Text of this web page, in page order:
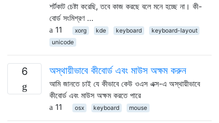
শর্টকাট চেষ্টা করেছি, তবে কাজ করছে বলে মনে হচ্ছে না। কী-
বোর্ড সংমিশ্রণ …
11
xorg kde keyboard
keyboard-layout
unicode
6 অস্থায়ীভাবে কীবোর্ড এবং মাউস অক্ষম করুন
আমি জানতে চাই যে কীভাবে কেউ ওএস এক্স-এ অস্থায়ীভাবে
কীবোর্ড এবং মাউস অক্ষম করতে পারে
11
osx keyboard mouse